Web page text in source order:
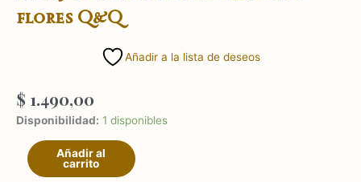
flores Q&Q
Añadir a la lista de deseos
$ 1.490,00
Disponibilidad: 1 disponibles
Reloj
silicona
dama
Añadir al
carrito